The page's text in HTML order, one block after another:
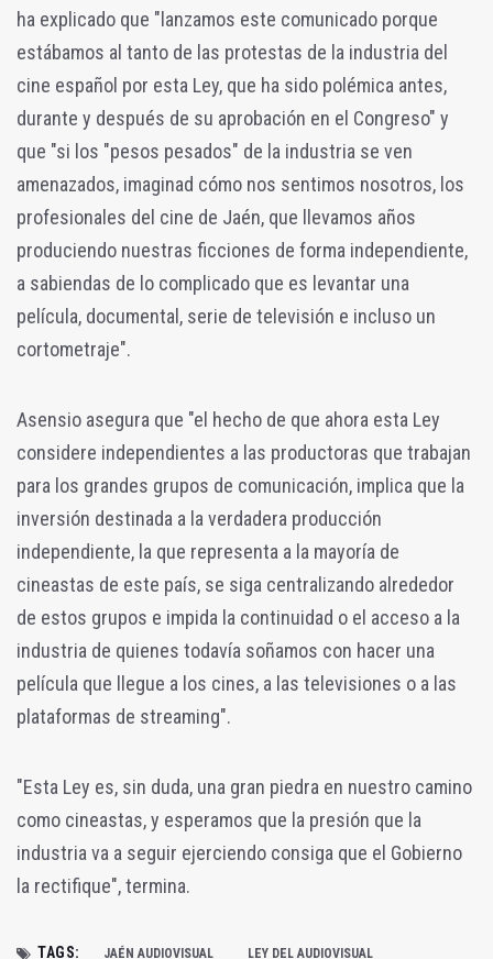
ha explicado que "l anzamos este comunicado porque
estábamos al tanto de las protestas de la industria del
cine español por esta Ley, que ha sido polémica antes,
durante y después de su aprobación en el Congreso" y
que "si los "pesos pesados" de la industria se ven
amenazados, imaginad cómo nos sentimos nosotros, los
profesionales del cine de Jaén, que llevamos años
produciendo nuestras ficciones de forma independiente,
a sabiendas de lo complicado que es levantar una
película, documental, serie de televisión e incluso un
cortometraje".
Asensio asegura que "el hecho de que ahora esta Ley
considere independientes a las productoras que trabajan
para los grandes grupos de comunicación, implica que la
inversión destinada a la verdadera producción
independiente, la que representa a la mayoría de
cineastas de este país, se siga centralizando alrededor
de estos grupos e impida la continuidad o el acceso a la
industria de quienes todavía soñamos con hacer una
película que llegue a los cines, a las televisiones o a las
plataformas de streaming".
"Esta Ley es, sin duda, una gran piedra en nuestro camino
como cineastas, y esperamos que la presión que la
industria va a seguir ejerciendo consiga que el Gobierno
la rectifique", termina.
TAGS: JAÉN AUDIOVISUAL LEY DEL AUDIOVISUAL